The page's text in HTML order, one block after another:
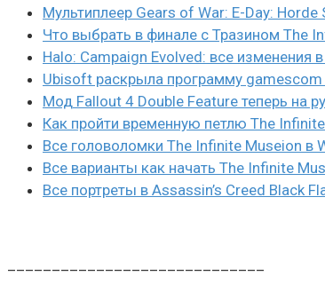
Мультиплеер Gears of War: E-Day:
Что выбрать в финале с Тразином The
Halo: Campaign Evolved: все изменения
Ubisoft раскрыла программу
Мод Fallout 4 Double Feature теперь на
Как пройти временную петлю The
Все головоломки The Infinite Museion в
Все варианты как начать The Infinite
Все портреты в Assassin’s Creed Black